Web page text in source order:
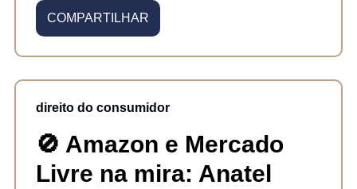
COMPARTILHAR
direito do consumidor
🚫 Amazon e Mercado
Livre na mira: Anatel